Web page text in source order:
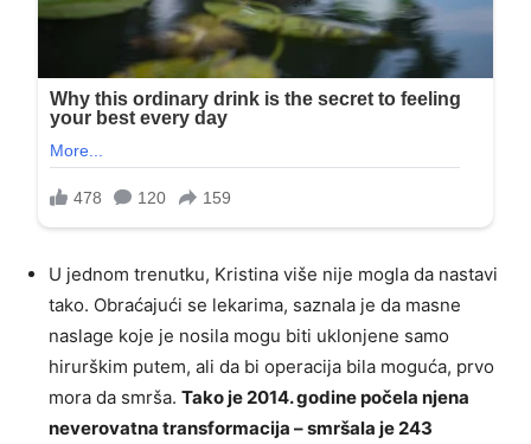
U jednom trenutku, Kristina više nije mogla da nastavi
tako. Obraćajući se lekarima, saznala je da masne
naslage koje je nosila mogu biti uklonjene samo
hirurškim putem, ali da bi operacija bila moguća, prvo
mora da smrša. Tako je 2014. godine počela njena
neverovatna transformacija – smršala je 243